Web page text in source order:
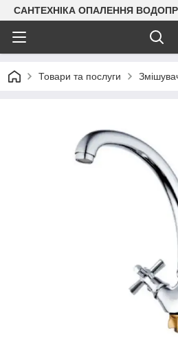
САНТЕХНІКА ОПАЛЕННЯ
Товари та послуги